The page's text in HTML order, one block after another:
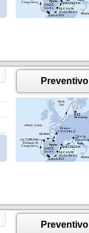
Preventivo
Preventivo